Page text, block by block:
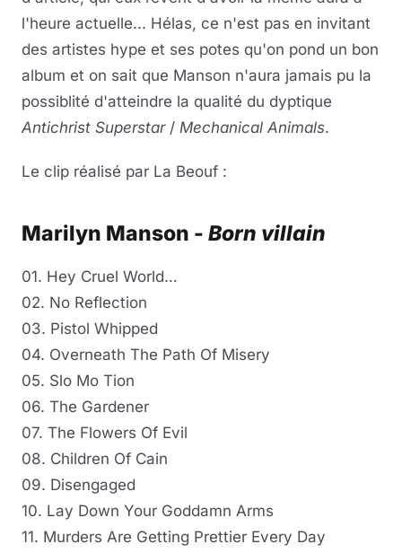
l'heure actuelle... Hélas, ce n'est pas en invitant
des artistes hype et ses potes qu'on pond un bon
album et on sait que Manson n'aura jamais pu la
possiblité d'atteindre la qualité du dyptique
Antichrist Superstar/ Mechanical Animals.
Le clip réalisé par La Beouf :
Marilyn Manson - Born villain
01. Hey Cruel World…
02. No Reflection
03. Pistol Whipped
04. Overneath The Path Of Misery
05. Slo Mo Tion
06. The Gardener
07. The Flowers Of Evil
08. Children Of Cain
09. Disengaged
10. Lay Down Your Goddamn Arms
11. Murders Are Getting Prettier Every Day